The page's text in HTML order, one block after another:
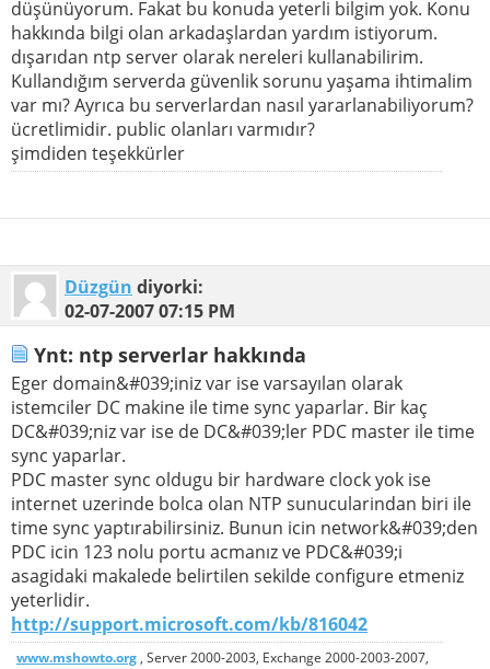
düşünüyorum. Fakat bu konuda yeterli bilgim yok. Konu
hakkında bilgi olan arkadaşlardan yardım istiyorum.
dışarıdan ntp server olarak nereleri kullanabilirim.
Kullandığım serverda güvenlik sorunu yaşama ihtimalim
var mı? Ayrıca bu serverlardan nasıl yararlanabiliyorum?
ücretlimidir. public olanları varmıdır?
şimdiden teşekkürler
Düzgün diyorki:
02-07-200707:15 PM
Ynt: ntp serverlar hakkında
Eger domain&#039;iniz var ise varsayılan olarak
istemciler DC makine ile time sync yaparlar. Bir kaç
DC&#039;niz var ise de DC&#039;ler PDC master ile time
sync yaparlar.
PDC master sync oldugu bir hardware clock yok ise
internet uzerinde bolca olan NTP sunucularindan biri ile
time sync yaptırabilirsiniz. Bunun icin network&#039;den
PDC icin 123 nolu portu acmanız ve PDC&#039;i
asagidaki makalede belirtilen sekilde configure etmeniz
yeterlidir.
http://support.microsoft.com/kb/816042
www.mshowto.org , Server 2000-2003, Exchange 2000-2003-2007,